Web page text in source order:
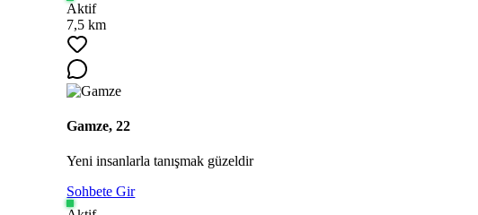
Aktif
7,5 km
Gamze, 22
Yeni insanlarla tanışmak güzeldir
Sohbete Gir